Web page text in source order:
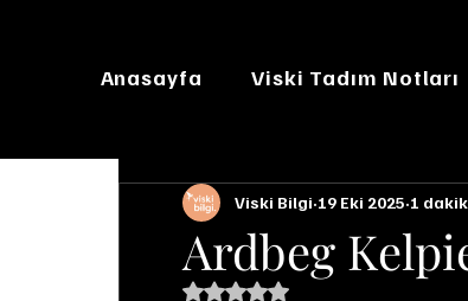
Anasayfa Viski Tadım Notları
Ardbeg
Viski Bilgi 19 Eki 2025 1
5 üzerinden NaN yıldız